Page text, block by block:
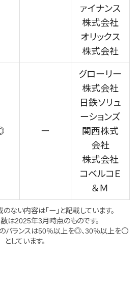
務支援サービ
理システム
園務支援シス
テム
ァイナンス
株式会社
オリックス
株式会社
ー
グローリー
株式会社
日鉄ソリュ
ーションズ
関西株式
会社
株式会社
コベルコＥ
＆Ｍ
ない内容は「ー」と記載しています。
は2025年3月時点のものです。
バランスは50％以上を◎、30％以上を〇
としています。